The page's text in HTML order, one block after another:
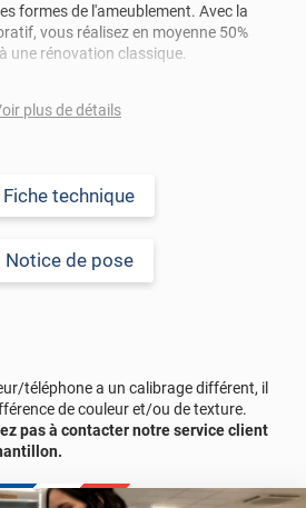
formes de l'ameublement. Avec la
vous réalisez en moyenne 50%
une rénovation classique.
jeunesse à vos murs ou meubles,
qualité avec une excellente
au test C.O.V et C-s2,d0 au feu, ce
dans un lieu ouvert public.
intérieur (anti craquèlement,
jaunissement)
plus de détails
Fiche technique
Notice de pose
téléphone a un calibrage différent, il
de couleur et/ou de texture.
pas à contacter notre service client